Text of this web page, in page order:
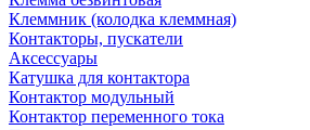
Клеммник (колодка клеммная)
Контакторы, пускатели
Аксессуары
Катушка для контактора
Контактор модульный
Контактор переменного тока